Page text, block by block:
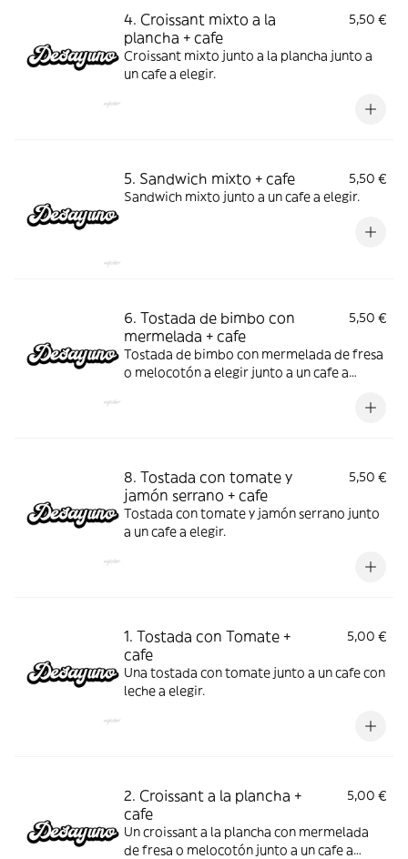
4. Croissant mixto a la
plancha + cafe
5,50 €
Croissant mixto junto a la plancha junto a
un cafe a elegir.
5. Sandwich mixto + cafe
5,50 €
Sandwich mixto junto a un cafe a elegir.
6. Tostada de bimbo con
mermelada + cafe
5,50 €
Tostada de bimbo con mermelada de fresa
o melocotón a elegir junto a un cafe a
8. Tostada con tomate y
jamón serrano + cafe
5,50 €
Tostada con tomate y jamón serrano junto
a un cafe a elegir.
1. Tostada con Tomate +
cafe
5,00 €
Una tostada con tomate junto a un cafe con
leche a elegir.
2. Croissant a la plancha +
cafe
5,00 €
Un croissant a la plancha con mermelada
de fresa o melocotón junto a un cafe a